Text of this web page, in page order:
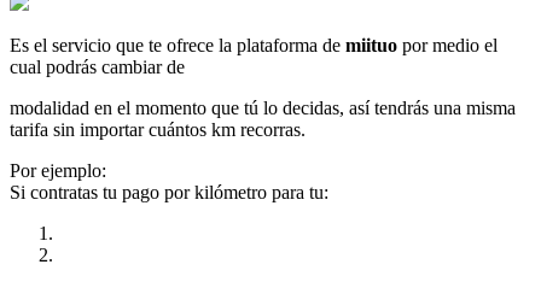
Es el servicio que te ofrece la plataforma de miituo por medio el
cual podrás cambiar de
modalidad en el momento que tú lo decidas, así tendrás una misma
tarifa sin importar cuántos km recorras.
Por ejemplo:
Si contratas tu pago por kilómetro para tu: